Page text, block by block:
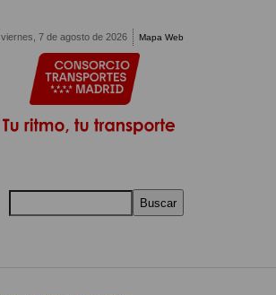
viernes, 7 de agosto de 2026 Mapa Web
Buscar